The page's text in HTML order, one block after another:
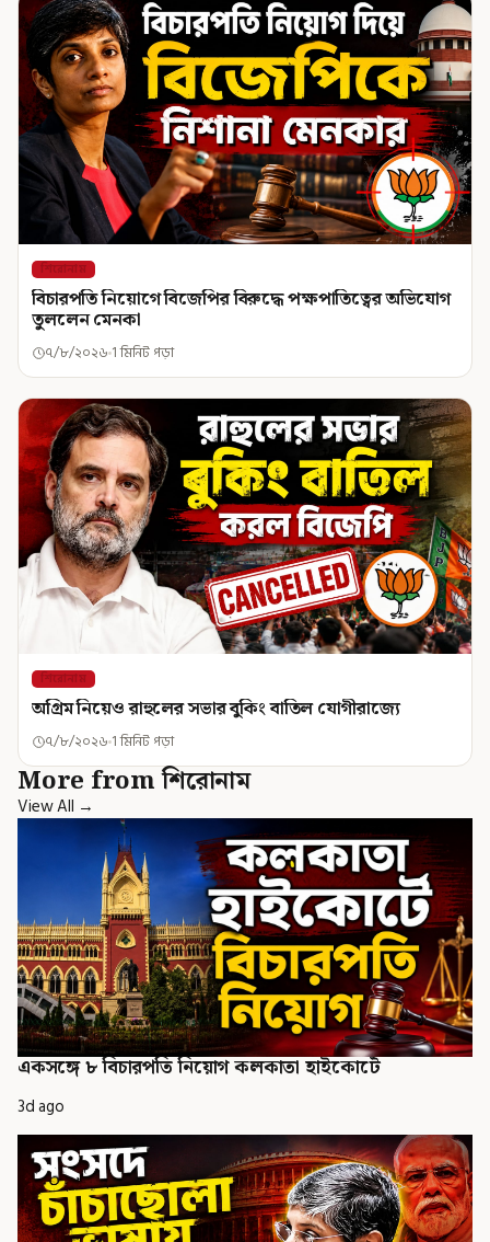
শিরোনাম
বিচারপতি নিয়োগে বিজেপির বিরুদ্ধে পক্ষপাতিত্বের অভিযোগ
তুললেন মেনকা
৭/৮/২০২৬ 1 মিনিট পড়া
শিরোনাম
অগ্রিম নিয়েও রাহুলের সভার বুকিং বাতিল যোগীরাজ্যে
৭/৮/২০২৬ 1 মিনিট পড়া
More from শিরোনাম
View All →
একসঙ্গে ৮ বিচারপতি নিয়োগ কলকাতা হাইকোর্টে
3d ago